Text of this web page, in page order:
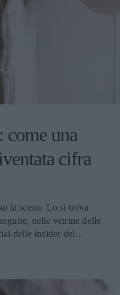
come una
cifra
loro mese dopo mese, accessori che stanno bene su outfit diversi, una palette che permette di mescolare gli investimenti fatti in momenti differenti dell'anno senza rotture stilistiche. I capispalla sono il terreno dove questa logica dà i risultati migliori. Un cappotto beige si adatta alle occasioni più diverse con una facilità che pochi altri capi possiedono: si presta a tagli classici e contemporanei, dialoga con qualunque palette del guardaroba sottostante, risalta l'eleganza di un completo formale come la vivacità di un look casual. La conferma di questa versatilità si può rintracciare guardando alle proposte di realtà consolidate come Cinzia Rocca, che hanno fatto della sartorialità italiana applicata al capospalla la propria firma: ogni cappotto beige da donna dell’azienda è pensato per durare nel tempo, grazie a tagli che restano attuali stagione dopo stagione e a lavorazioni che portano avanti la tradizione artigianale del Made in Italy. Il beige in passerella: una palette che valorizza il taglio Chi segue le sfilate sa che il beige ricorre con costanza in ogni stagione, dalle collezioni primavera-estate a quelle autunno-inverno. Non è una scelta casuale: la palette neutra valorizza il taglio del capo, mette in luce la qualità della lavorazione, fa emergere la pulizia delle linee senza che il colore rubi la scena. Quando un capo sfila in cammello chiaro o in sabbia, l'occhio coglie subito la forma: il volume delle spalle, la cadenza dei dettagli sartoriali, la cintura che disegna la vita, la lunghezza che dialoga con la figura. Il beige risulta una lente che porta in primo piano tutto il lavoro tecnico, e per questo i designer che vogliono far parlare la propria competenza scelgono spesso la palette neutra come terreno di esposizione del proprio savoir-faire. Anche la resa fotografica gioca un ruolo importante. Sotto le luci intense delle sfilate i toni beige restituiscono al meglio la materia: si vede la mano del tessuto, si percepisce il peso della lana o la leggerezza del lino, si distingue il cashmere dalla pura vergine. Gli scatti che escono dalle passerelle raccontano così la realtà del capo con un'onestà rara, e ogni uscita diventa un'occasione di comunicazione tecnica oltre che estetica. Vale infine il discorso delle uscite in serie. La palette neutra permette di mandare in scena interi blocchi di collezione fondati sulla coerenza cromatica: a quel punto sono il taglio, il volume e i piccoli scarti di sfumatura a fare la differenza tra un look e l'altro. Un linguaggio di sfilata raffinato che premia l'occhio attento e che funziona ugualmente bene nelle collezioni leggere della bella stagione come in quelle stratificate dei mesi freddi. Il beige come dichiarazione: meno rumore, più identità Il successo del beige racconta qualcosa di più ampio sul modo in cui le donne hanno deciso di vestirsi oggi. Racconta il superamento dell'estetica dei colori accesi a ogni costo, l'affermazione di un gusto che riconosce nell'eleganza discreta una forma di stile più matura, l'emergere di una moda che lavora per coerenza anziché per impatto immediato. Scegliere il beige significa anche scegliere un rapporto diverso con il calendario delle tendenze. Vuol dire prediligere una palette stabile che resta attuale a distanza di anni, capace di accompagnare il guardaroba lungo cicli di rinnovo molto più ampi di quelli imposti dalle collezioni stagionali. È una scelta da donna che sa cosa le piace, e che premia chi la fa con un guardaroba più funzionale, fatto di capi che si sostengono a vicenda. C'è infine una dimensione personale che merita attenzione. Quando il colore lavora in secondo piano, ciò che resta in primo piano è chi indossa il capo: il viso, il portamento, l'energia che ognuna porta con sé. Il beige restituisce centralità alla donna e le lascia definire il significato di ciò che indossa. In un'epoca in cui spesso il guardaroba urla per farsi n